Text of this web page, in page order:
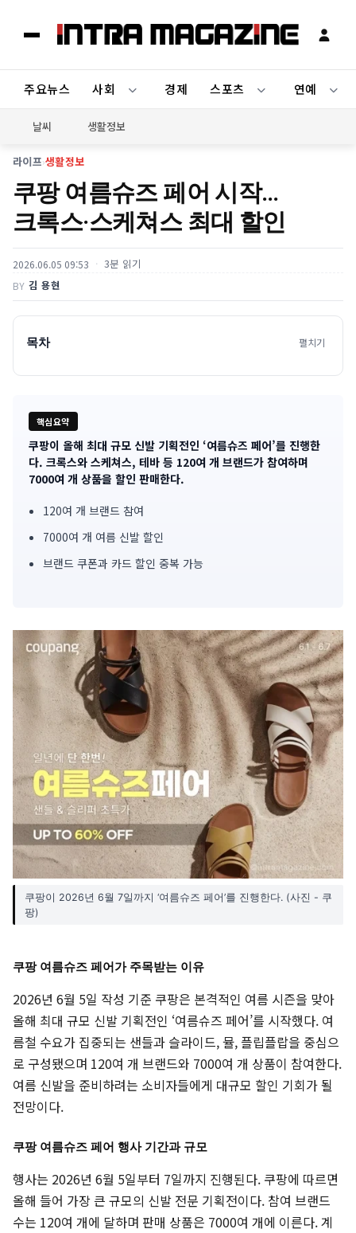
주요뉴스 사회 경제 스포츠 연예
날씨 생활정보
라이프›생활정보
쿠팡 여름슈즈 페어 시작…
크록스·스케쳐스 최대 할인
2026.06.05 09:53 3분 읽기
BY 김 용현
목차 펼치기
핵심요약
기
사
핵
심
쿠팡이 올해 최대 규모 신발 기획전인 ‘여름슈즈 페어’를 진행한
다. 크록스와 스케쳐스, 테바 등 120여 개 브랜드가 참여하며
7000여 개 상품을 할인 판매한다.
120여 개 브랜드 참여
7000여 개 여름 신발 할인
브랜드 쿠폰과 카드 할인 중복 가능
쿠팡이 2026년 6월 7일까지 ‘여름슈즈 페어’를 진행한다. (사진 - 쿠
팡)
쿠팡 여름슈즈 페어가 주목받는 이유
2026년 6월 5일 작성 기준 쿠팡은 본격적인 여름 시즌을 맞아
올해 최대 규모 신발 기획전인 ‘여름슈즈 페어’를 시작했다. 여
름철 수요가 집중되는 샌들과 슬라이드, 뮬, 플립플랍을 중심으
로 구성됐으며 120여 개 브랜드와 7000여 개 상품이 참여한다.
여름 신발을 준비하려는 소비자들에게 대규모 할인 기회가 될
전망이다.
쿠팡 여름슈즈 페어 행사 기간과 규모
행사는 2026년 6월 5일부터 7일까지 진행된다. 쿠팡에 따르면
올해 들어 가장 큰 규모의 신발 전문 기획전이다. 참여 브랜드
수는 120여 개에 달하며 판매 상품은 7000여 개에 이른다. 계